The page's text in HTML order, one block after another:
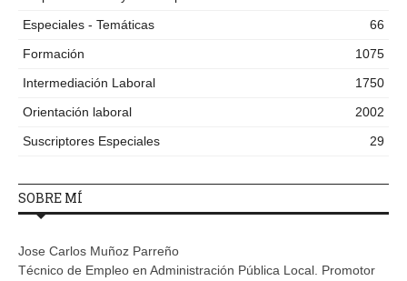
Especiales - Temáticas
66
Formación
1075
Intermediación Laboral
1750
Orientación laboral
2002
Suscriptores Especiales
29
SOBRE MÍ
Jose Carlos Muñoz Parreño
Técnico de Empleo en Administración Pública Local. Promotor